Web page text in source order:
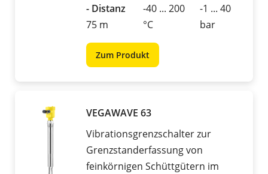
- Distanz
75 m
-40 ... 200
°C
-1 ... 40
bar
Zum Produkt
VEGAWAVE 63
Vibrationsgrenzschalter zur
Grenzstanderfassung von
feinkörnigen Schüttgütern im